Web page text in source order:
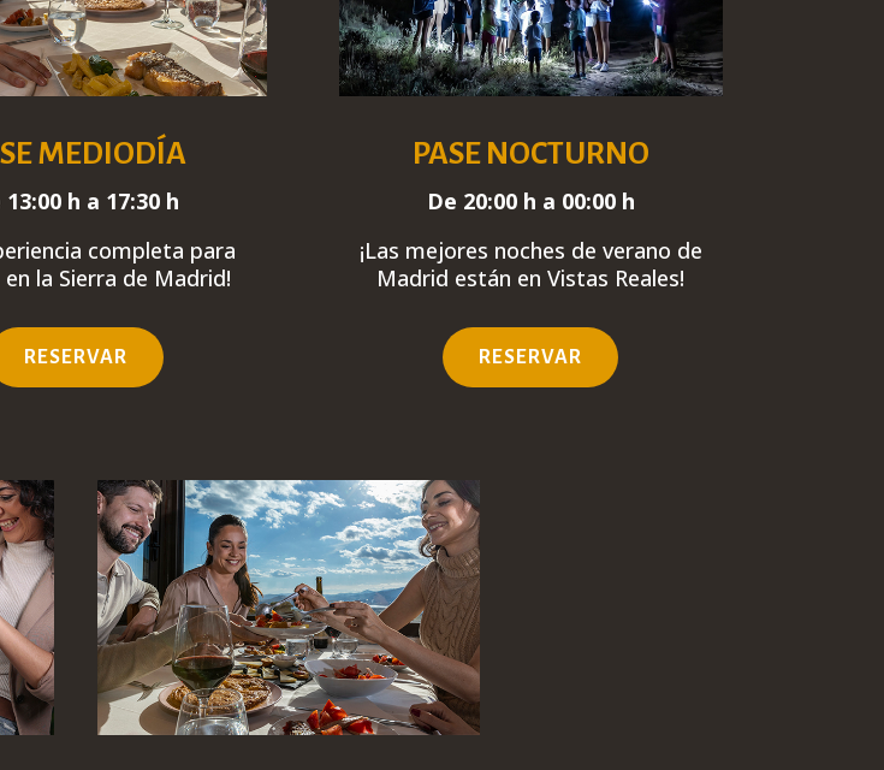
MEDIODÍA
13:00 h a 17:30 h
completa para
la Sierra de Madrid!
RESERVAR
PASE NOCTURNO
De 20:00 h a 00:00 h
¡Las mejores noches de verano de
Madrid están en Vistas Reales!
RESERVAR